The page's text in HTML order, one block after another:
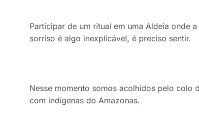
Participar de um ritual em uma Aldeia onde
sorriso é algo inexplicável, é preciso sentir.
Nesse momento somos acolhidos pelo colo
com indígenas do Amazonas.